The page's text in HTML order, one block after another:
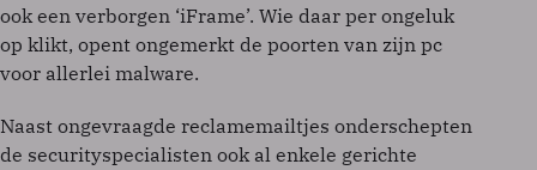
ook een verborgen ‘iFrame’. Wie daar per ongeluk
op klikt, opent ongemerkt de poorten van zijn pc
voor allerlei malware.
Naast ongevraagde reclamemailtjes onderschepten
de securityspecialisten ook al enkele gerichte